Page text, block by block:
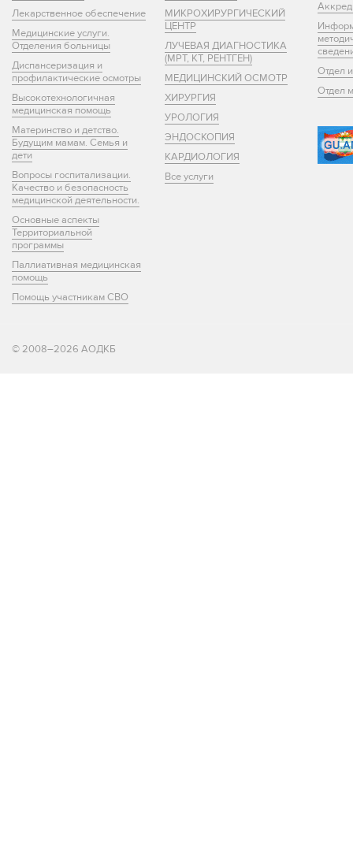
Лекарственное обеспечение
Медицинские услуги.
Отделения больницы
Диспансеризация и
профилактические осмотры
Высокотехнологичная
медицинская помощь
Материнство и детство.
Будущим мамам. Семья и
дети
Вопросы госпитализации.
Качество и безопасность
медицинской деятельности.
Основные аспекты
Территориальной
программы
Паллиативная медицинская
помощь
Помощь участникам СВО
МИКРОХИРУРГИЧЕСКИЙ
ЦЕНТР
ЛУЧЕВАЯ ДИАГНОСТИКА
(МРТ, КТ, РЕНТГЕН)
МЕДИЦИНСКИЙ ОСМОТР
ХИРУРГИЯ
УРОЛОГИЯ
ЭНДОСКОПИЯ
КАРДИОЛОГИЯ
Все услуги
Отдел
Отдел
© 2008–2026 АОДКБ